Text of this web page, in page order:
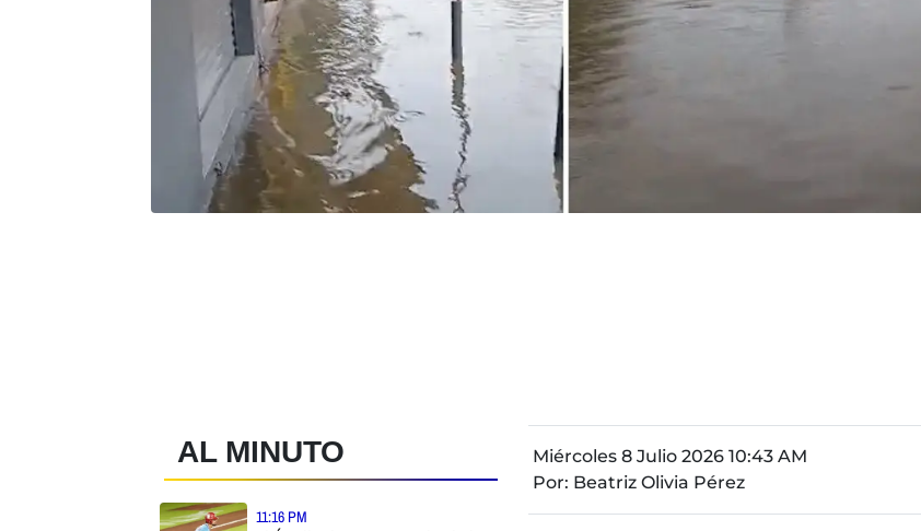
AL MINUTO
11:16 PM
Miércoles 8 Julio 2026 10:43 AM
Por: Beatriz Olivia Pérez